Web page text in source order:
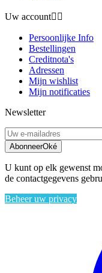
Uw account 
Persoonlijke Info
Bestellingen
Creditnota's
Adressen
Mijn wishlist
Mijn notificaties
Newsletter
AbonneerOké
U kunt op elk gewenst
de contactgegevens
Beheer uw privacy